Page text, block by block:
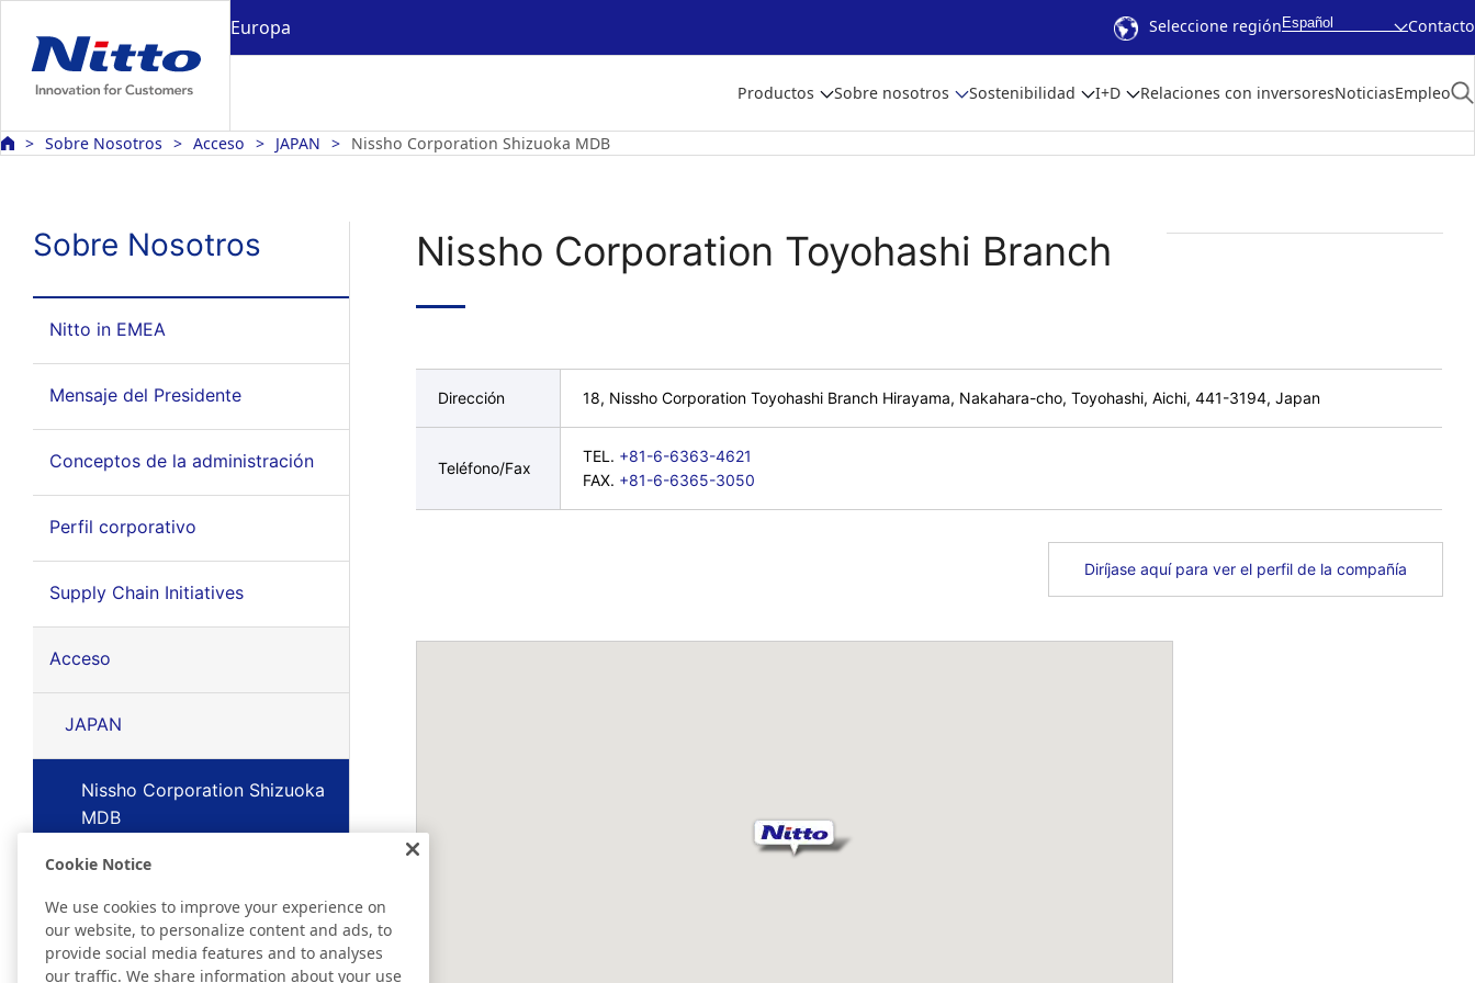
Europa Seleccione región Español Contacto
Productos Sobre nosotros Sostenibilidad I+D Relaciones con inversoresNoticiasEmpleo
Sobre Nosotros Acceso JAPAN Nissho Corporation Shizuoka MDB
Sobre Nosotros
Nitto in EMEA
Mensaje del Presidente
Conceptos de la administración
Perfil corporativo
Supply Chain Initiatives
Acceso
JAPAN
Nissho Corporation Shizuoka
MDB
EMEA
Nissho Corporation Toyohashi Branch
Dirección 18, Nissho Corporation Toyohashi Branch Hirayama, Nakahara-cho, Toyohashi, Aichi, 441-3194, Japan
Teléfono/Fax
TEL. +81-6-6363-4621
FAX. +81-6-6365-3050
Diríjase aquí para ver el perfil de la compañía
Cookie Notice
We use cookies to improve your experience on
our website, to personalize content and ads, to
provide social media features and to analyses
our traffic. We share information about your use